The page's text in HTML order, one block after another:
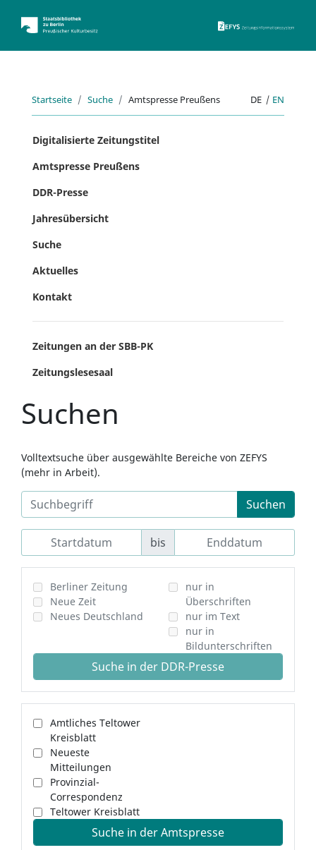
Startseite Suche Amtspresse Preußens DE | EN
Digitalisierte Zeitungstitel
Amtspresse Preußens
DDR-Presse
Jahresübersicht
Suche
Aktuelles
Kontakt
Zeitungen an der SBB-PK
Zeitungslesesaal
Suchen
Volltextsuche über ausgewählte Bereiche von ZEFYS
(mehr in Arbeit).
Suchen
bis
Berliner Zeitung
Neue Zeit
Neues Deutschland
nur in
Überschriften
nur im Text
nur in
Bildunterschriften
Suche in der DDR-Presse
Amtliches Teltower
Kreisblatt
Neueste
Mitteilungen
Provinzial-
Correspondenz
Teltower Kreisblatt
Suche in der Amtspresse